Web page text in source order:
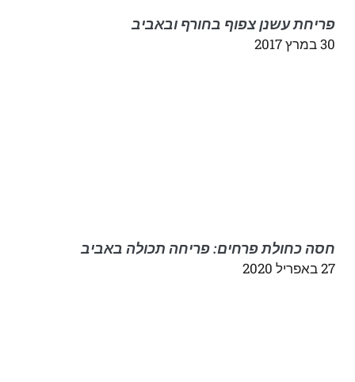
פריחת עשנן צפוף בחורף ובאביב
30 במרץ 2017
חסה כחולת פרחים: פריחה תכולה באביב
27 באפריל 2020